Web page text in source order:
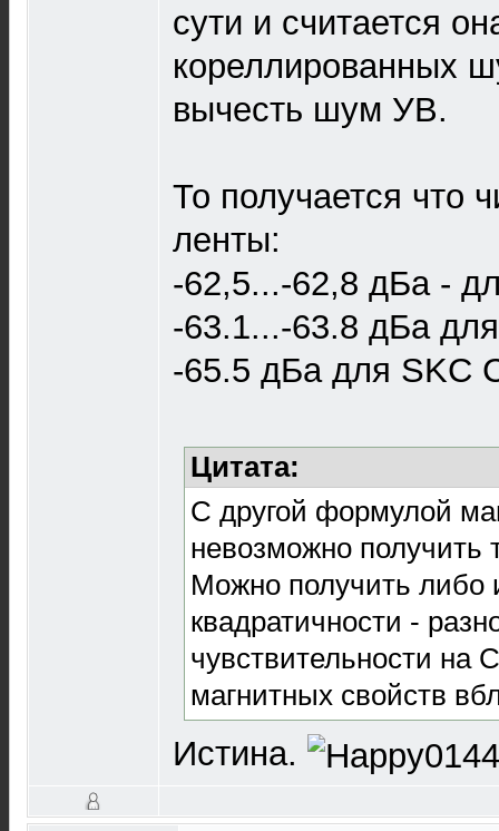
сути и считается
кореллированных
вычесть шум УВ.
То получается что
ленты:
-62,5...-62,8 дБа -
-63.1...-63.8 дБа
-65.5 дБа для SKC
Цитата:
С другой формулой
невозможно получить
Можно получить либо
квадратичности -
чувствительности на
магнитных свойств
Истина.